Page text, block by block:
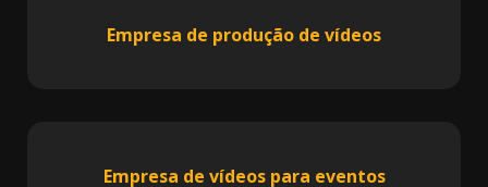
Empresa de produção de vídeos
Empresa de vídeos para eventos